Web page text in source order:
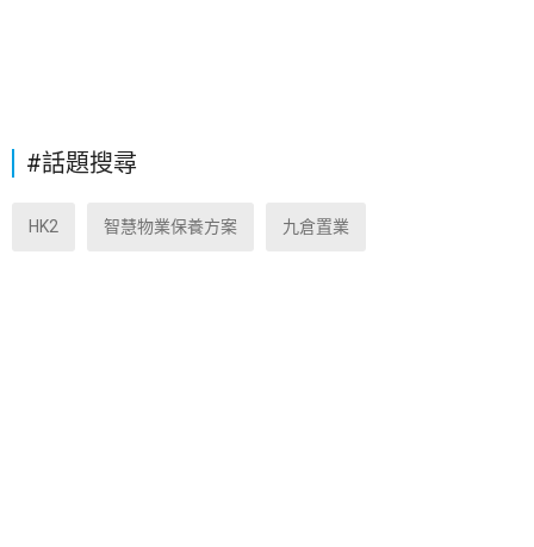
#話題搜尋
HK2 智慧物業保養方案 九倉置業